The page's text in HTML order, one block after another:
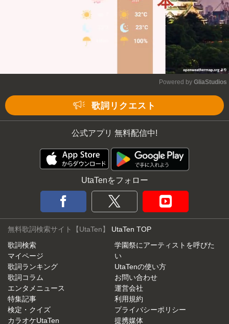
Powered by GliaStudios
歌詞リクエスト
公式アプリ 無料配信中!
UtaTenをフォロー
無料歌詞検索サイト【UtaTen】 UtaTen TOP
歌詞検索
マイページ
歌詞ランキング
歌詞コラム
エンタメニュース
特集記事
検定・クイズ
カラオケUtaTen
学園祭にアーティストを呼びた
い
UtaTenの使い方
お問い合わせ
運営会社
利用規約
プライバシーポリシー
提携媒体